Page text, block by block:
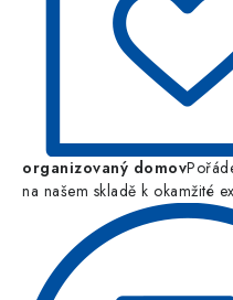
organizovaný domov
na našem skladě k okamžité